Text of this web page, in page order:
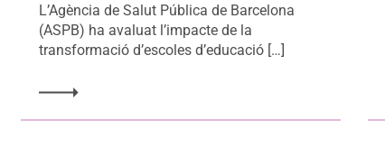
L’Agència de Salut Pública de Barcelona
(ASPB) ha avaluat l’impacte de la
transformació d’escoles d’educació […]